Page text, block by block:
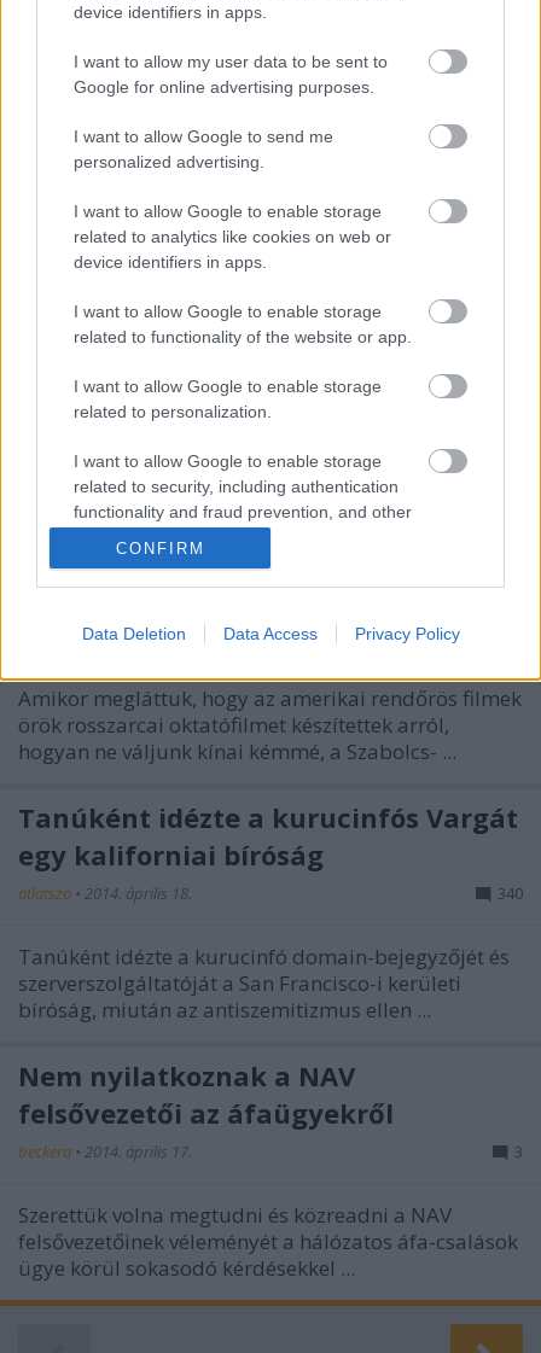
device identifiers in apps.
I want to allow my user data to be sent to
Google for online advertising purposes.
I want to allow Google to send me
personalized advertising.
I want to allow Google to enable storage
related to analytics like cookies on web or
device identifiers in apps.
I want to allow Google to enable storage
related to functionality of the website or app.
I want to allow Google to enable storage
related to personalization.
I want to allow Google to enable storage
related to security, including authentication
functionality and fraud prevention, and other
CONFIRM
Data Deletion Data Access Privacy Policy
Lassan már csak az óvodások becsületességében
lehet bízni Magyarországon: jól felszerelt
óvodáskommandókat kellene küldeni a Magyar
Nemzeti ...
A hét videója: FBI-oktatófilm, hogyan
ne váljunk kínai ügynökké
2014. április 20.
Amikor megláttuk, hogy az amerikai rendőrös filmek
örök rosszarcai oktatófilmet készítettek arról,
hogyan ne váljunk kínai kémmé, a Szabolcs- ...
Tanúként idézte a kurucinfós Vargát
egy kaliforniai bíróság
atlatszo • 2014. április 18. 340
Tanúként idézte a kurucinfó domain-bejegyzőjét és
szerverszolgáltatóját a San Francisco-i kerületi
bíróság, miután az antiszemitizmus ellen ...
Nem nyilatkoznak a NAV
felsővezetői az áfaügyekről
beckera • 2014. április 17. 3
Szerettük volna megtudni és közreadni a NAV
felsővezetőinek véleményét a hálózatos áfa-csalások
ügye körül sokasodó kérdésekkel ...